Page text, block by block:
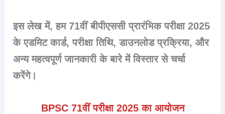
इस लेख में, हम 71वीं बीपीएससी प्रारंभिक परीक्षा 2025
के एडमिट कार्ड, परीक्षा तिथि, डाउनलोड प्रक्रिया, और
अन्य महत्वपूर्ण जानकारी के बारे में विस्तार से चर्चा
करेंगे।
BPSC 71वीं परीक्षा 2025 का आयोजन